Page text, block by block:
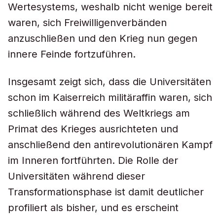
Wertesystems, weshalb nicht wenige bereit
waren, sich Freiwilligenverbänden
anzuschließen und den Krieg nun gegen
innere Feinde fortzuführen.
Insgesamt zeigt sich, dass die Universitäten
schon im Kaiserreich militäraffin waren, sich
schließlich während des Weltkriegs am
Primat des Krieges ausrichteten und
anschließend den antirevolutionären Kampf
im Inneren fortführten. Die Rolle der
Universitäten während dieser
Transformationsphase ist damit deutlicher
profiliert als bisher, und es erscheint